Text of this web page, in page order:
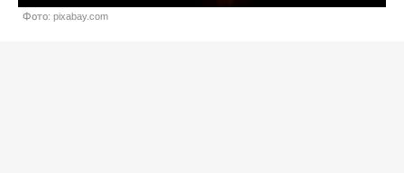
Фото: pixabay.com